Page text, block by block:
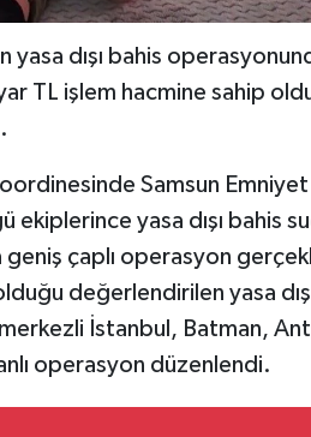
dışı bahis
TL işlem hacmine sahip
Samsun
yasa dışı bahis
çaplı operasyon
değerlendirilen yasa
İstanbul, Batman,
operasyon düzenlendi.